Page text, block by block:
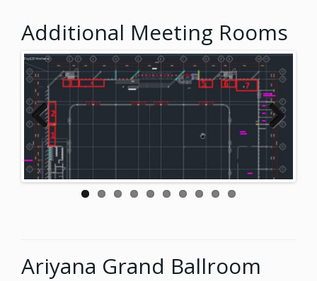
Additional Meeting Rooms
Previ
ous
Next
Ariyana Grand Ballroom